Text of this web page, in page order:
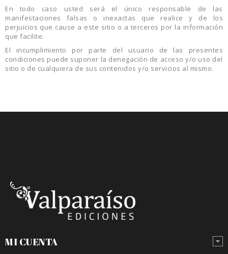
En todo caso usted será el único responsable de las
manifestaciones falsas o inexactas que realice y de los
perjuicios que cause a este sitio o a terceros por la información
que facilite.
El incumplimiento por parte del usuario de las presentes
condiciones puede suponer la denegación de acceso y/o uso del
sitio o de cualquiera de sus contenidos y/o servicios al mismo.
MI CUENTA